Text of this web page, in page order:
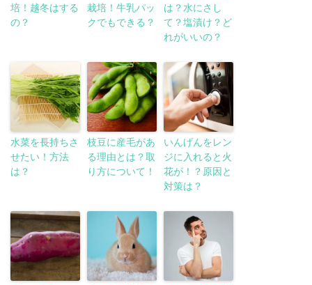
培！越冬はする
の？
栽培！牛乳パッ
クでもできる？
は？水にさし
て？塩漬け？ど
れがいいの？
水菜を長持ちさ
せたい！方法
は？
枝豆に産毛があ
る理由とは？取
り方について！
いんげんをレン
ジに入れると火
花が！？原因と
対策は？